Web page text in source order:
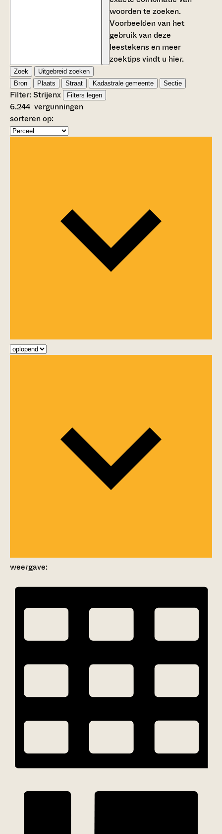
woorden te zoeken.
Voorbeelden van het
gebruik van deze
leestekens en meer
zoektips vindt u hier.
Zoek
Uitgebreid zoeken
Bron
Plaats Straat Kadastrale gemeente Sectie
Filter:Strijenx Filters legen
6.244 vergunningen
sorteren op:
weergave: